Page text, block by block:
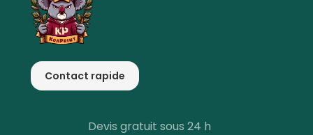
Contact rapide
Devis gratuit sous 24 h